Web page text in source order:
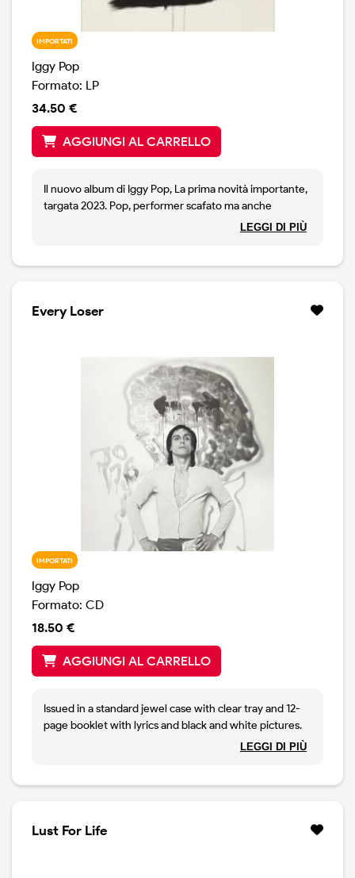
IMPORTATI
Iggy Pop
Formato: LP
34.50 €
AGGIUNGI AL CARRELLO
Il nuovo album di Iggy Pop, La prima novità importante,
targata 2023. Pop, performer scafato ma anche
cantante dalla voce molto espressiva, è ancora sulla
Red Hot Chili Peppers. Edizione limitata in vinile, per il
75° anniversario della Atlantic Records. EXCLUSIVE
LEGGI DI PIÙ
Every Loser
IMPORTATI
Iggy Pop
Formato: CD
18.50 €
AGGIUNGI AL CARRELLO
Issued in a standard jewel case with clear tray and 12-
page booklet with lyrics and black and white pictures.
LEGGI DI PIÙ
Lust For Life